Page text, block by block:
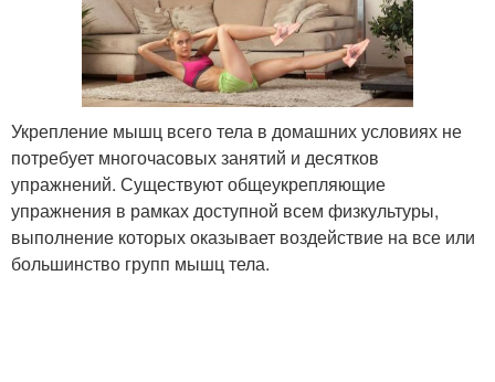
Укрепление мышц всего тела в домашних условиях не
потребует многочасовых занятий и десятков
упражнений. Существуют общеукрепляющие
упражнения в рамках доступной всем физкультуры,
выполнение которых оказывает воздействие на все или
большинство групп мышц тела.